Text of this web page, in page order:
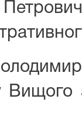
Вищого